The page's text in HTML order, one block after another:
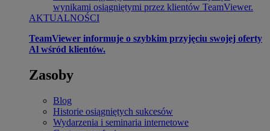
wynikami osiągniętymi przez klientów TeamViewer.
AKTUALNOŚCI
TeamViewer informuje o szybkim przyjęciu swojej oferty
Al wśród klientów.
Zasoby
Blog
Historie osiągniętych sukcesów
Wydarzenia i seminaria internetowe